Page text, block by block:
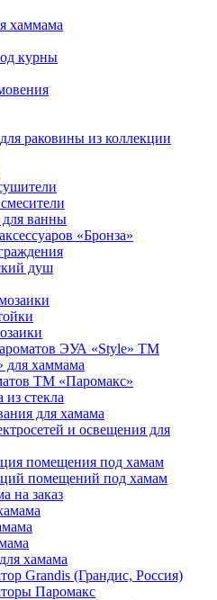
хаммама
курны
раковины из коллекции
ванны
«Бронза»
душ
ЭУА «Style» ТМ
для хаммама
ТМ «Паромакс»
стекла
для хамама
и освещения для
помещения под хамам
помещений под хамам
на заказ
хамама
Grandis (Грандис, Россия)
Паромакс